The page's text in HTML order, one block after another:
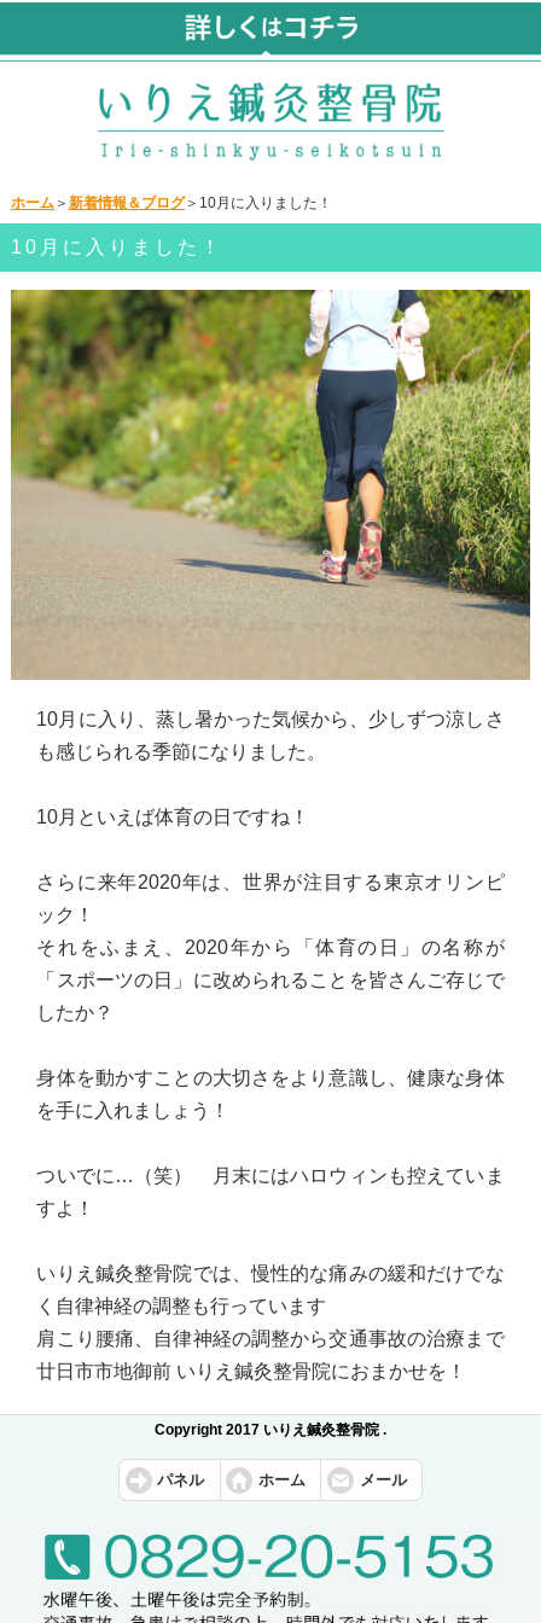
ホーム＞ 新着情報＆ブログ＞10月に入りました！
10月に入りました！
10月に入り、蒸し暑かった気候から、少しずつ涼しさ
も感じられる季節になりました。
10月といえば体育の日ですね！
さらに来年2020年は、世界が注目する東京オリンピ
ック！
それをふまえ、2020年から「体育の日」の名称が
「スポーツの日」に改められることを皆さんご存じで
したか？
身体を動かすことの大切さをより意識し、健康な身体
を手に入れましょう！
ついでに…（笑） 月末にはハロウィンも控えていま
すよ！
いりえ鍼灸整骨院では、慢性的な痛みの緩和だけでな
く自律神経の調整も行っています
肩こり腰痛、自律神経の調整から交通事故の治療まで
廿日市市地御前 いりえ鍼灸整骨院におまかせを！
Copyright 2017 いりえ鍼灸整骨院 .
パネル ホーム メール